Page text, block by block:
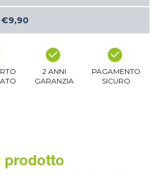
€9,90
2 ANNI
GARANZIA
PAGAMENTO
SICURO
prodotto